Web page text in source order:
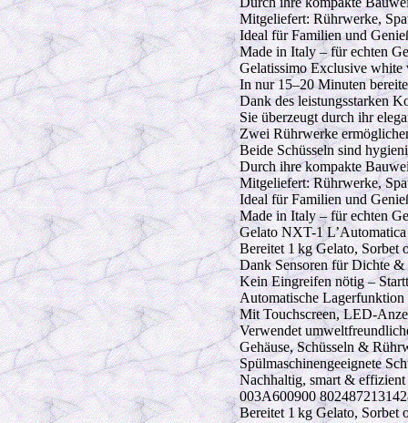
Mitgeliefert: Rührwerke,
Ideal für Familien und
Made in Italy – für echten
Gelatissimo Exclusive white
In nur 15–20 Minuten
Dank des leistungsstarken
Sie überzeugt durch ihr
Zwei Rührwerke
Beide Schüsseln sind
Durch ihre kompakte
Mitgeliefert: Rührwerke,
Ideal für Familien und
Made in Italy – für echten
Gelato NXT-1
Bereitet 1 kg Gelato, Sorbet
Dank Sensoren für Dichte &
Kein Eingreifen nötig –
Automatische Lagerfunktion
Mit Touchscreen, LED-
Verwendet
Gehäuse, Schüsseln &
Spülmaschinengeeignete
Nachhaltig, smart &
003A600900
Bereitet 1 kg Gelato, Sorbet